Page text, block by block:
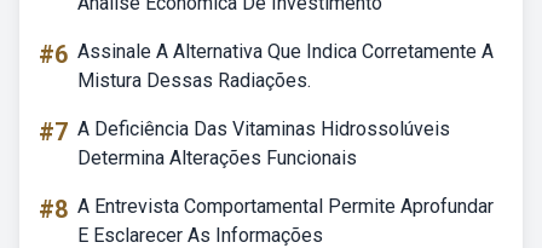
#6 Assinale A Alternativa Que Indica Corretamente A
Mistura Dessas Radiações.
#7 A Deficiência Das Vitaminas Hidrossolúveis
Determina Alterações Funcionais
#8 A Entrevista Comportamental Permite Aprofundar
E Esclarecer As Informações